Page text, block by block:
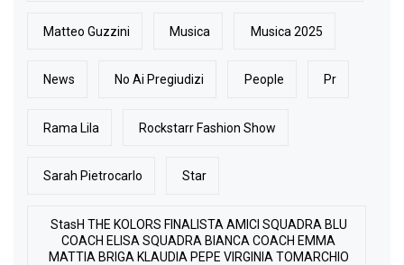
Matteo Guzzini Musica Musica 2025
News No Ai Pregiudizi People Pr
Rama Lila Rockstarr Fashion Show
Sarah Pietrocarlo Star
StasH THE KOLORS FINALISTA AMICI SQUADRA BLU
COACH ELISA SQUADRA BIANCA COACH EMMA
MATTIA BRIGA KLAUDIA PEPE VIRGINIA TOMARCHIO